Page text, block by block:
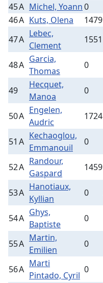
45A Michel, Yoann0
46A Kuts, Olena 1479
47A
Lebec,
Clement
1551
48A
Garcia,
Thomas
0
49
Hecquet,
Manoa
0
50A
Engelen,
Audric
1724
51 A
Kechaoglou,
Emmanouil
0
52A
Randour,
Gaspard
1459
53A
Hanotiaux,
Kyllian
0
54A
Ghys,
Baptiste
0
55A
Martin,
Emilien
0
56A
Marti
Pintado, Cyril
0